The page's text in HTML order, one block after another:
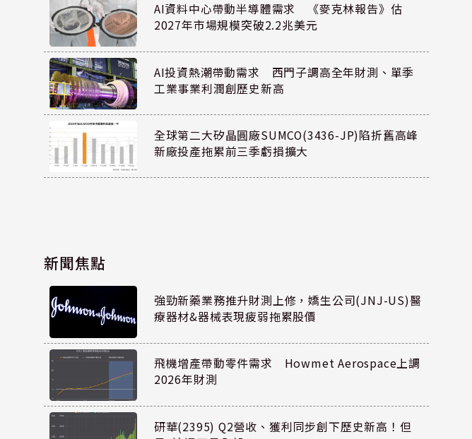
AI資料中心帶動半導體需求 《麥克林報告》估
2027年市場規模突破2.2兆美元
AI投資熱潮帶動需求 西門子調高全年財測、單季
工業事業利潤創歷史新高
全球第二大矽晶圓廠SUMCO(3436-JP)陷折舊高峰
新廠投產拖累前三季虧損擴大
新聞焦點
強勁新藥業務推升財測上修，嬌生公司(JNJ-US)醫
療器材&器械表現疲弱拖累股價
飛機增產帶動零件需求 Howmet Aerospace上調
2026年財測
研華(2395) Q2營收、獲利同步創下歷史新高！但